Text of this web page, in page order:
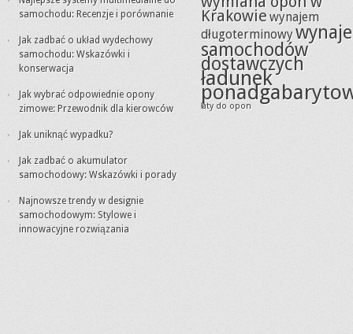
samochodu: Recenzje i porównanie
Jak zadbać o układ wydechowy
samochodu: Wskazówki i
konserwacja
Jak wybrać odpowiednie opony
zimowe: Przewodnik dla kierowców
Jak uniknąć wypadku?
Jak zadbać o akumulator
samochodowy: Wskazówki i porady
Najnowsze trendy w designie
samochodowym: Stylowe i
innowacyjne rozwiązania
Krakowiewynajem
długoterminowy
samochodów
dostawczych
ładunek
łaty do opon